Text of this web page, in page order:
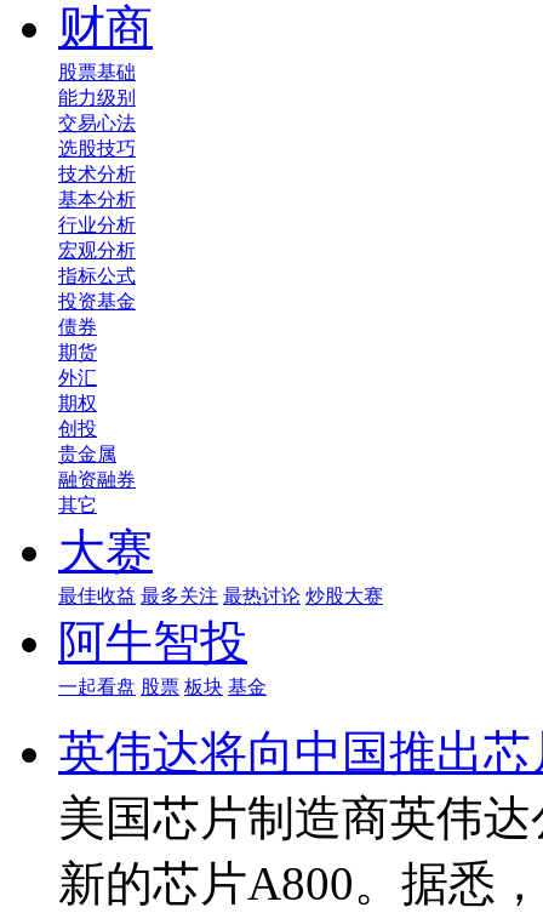
财商
股票基础
能力级别
交易心法
选股技巧
技术分析
基本分析
行业分析
宏观分析
指标公式
投资基金
债券
期货
外汇
期权
创投
贵金属
融资融券
其它
大赛
最佳收益 最多关注 最热讨论 炒股大赛
阿牛智投
一起看盘 股票 板块 基金
英伟达将向中国推出芯
美国芯片制造商英伟
新的芯片A800。据悉